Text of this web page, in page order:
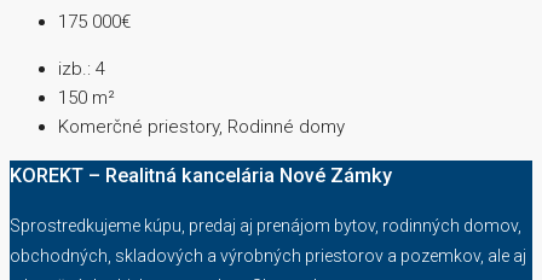
175 000€
izb.: 4
150 m²
Komerčné priestory, Rodinné domy
KOREKT – Realitná kancelária Nové Zámky
Sprostredkujeme kúpu, predaj aj prenájom bytov, rodinných domov,
obchodných, skladových a výrobných priestorov a pozemkov, ale aj